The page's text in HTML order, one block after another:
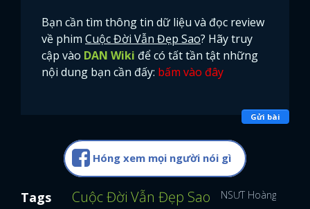
Bạn cần tìm thông tin dữ liệu và đọc review
về phim Cuộc Đời Vẫn Đẹp Sao? Hãy truy
cập vào DAN Wiki để có tất tần tật những
nội dung bạn cần đấy: bấm vào đây
Gửi bài
Hóng xem mọi người nói gì
Tags Cuộc Đời Vẫn Đẹp Sao NSƯT Hoàng Hải